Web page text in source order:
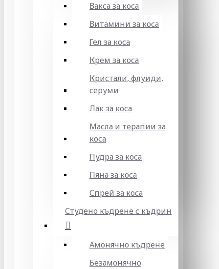
Вакса за коса
Витамини за коса
Гел за коса
Крем за коса
Кристали, флуиди,
серуми
Лак за коса
Масла и терапии за
коса
Пудра за коса
Пяна за коса
Спрей за коса
Студено къдрене с къдрин
Амонячно къдрене
Безамонячно